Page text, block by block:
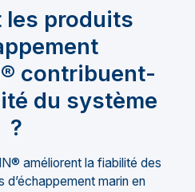
les produits
contribuent-
du système
?
améliorent la fiabilité des
marin en